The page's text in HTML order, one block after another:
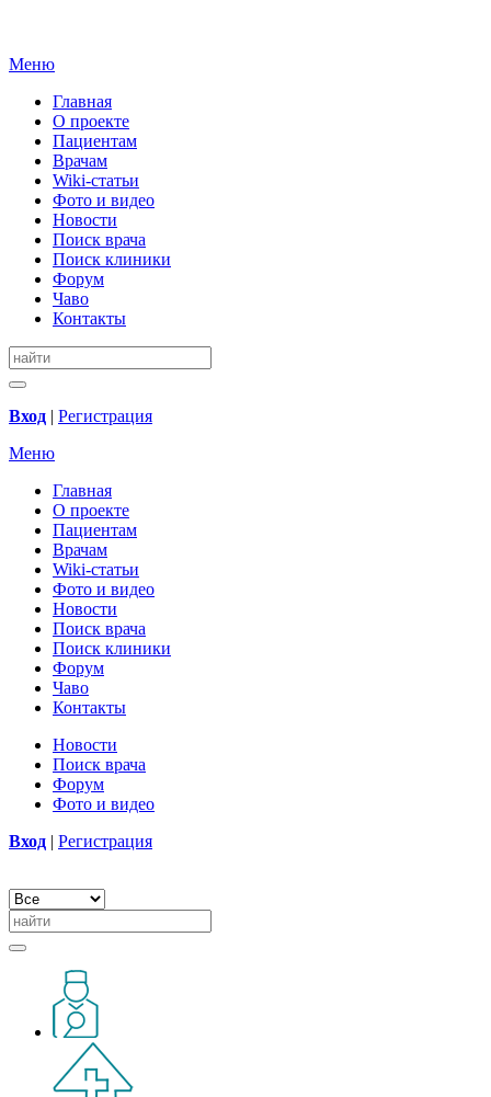
Меню
Главная
О проекте
Пациентам
Врачам
Wiki-статьи
Фото и видео
Новости
Поиск врача
Поиск клиники
Форум
Чаво
Контакты
Вход | Регистрация
Меню
Главная
О проекте
Пациентам
Врачам
Wiki-статьи
Фото и видео
Новости
Поиск врача
Поиск клиники
Форум
Чаво
Контакты
Новости
Поиск врача
Форум
Фото и видео
Вход | Регистрация